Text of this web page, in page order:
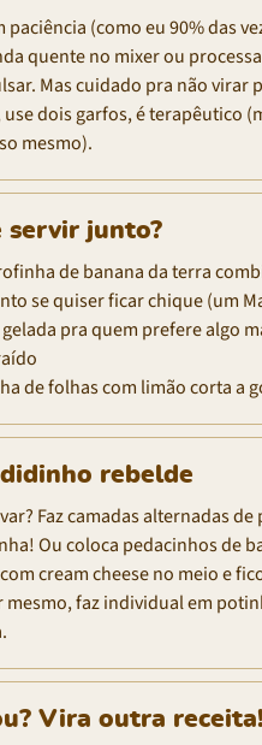
paciência (como eu 90% das
quente no mixer ou
Mas cuidado pra não virar
dois garfos, é terapêutico
mesmo).
servir junto?
de banana da terra
se quiser ficar chique (um
gelada pra quem prefere algo
de folhas com limão corta a
rebelde
Faz camadas alternadas de
Ou coloca pedacinhos de
cream cheese no meio e
mesmo, faz individual em
Vira outra receita!